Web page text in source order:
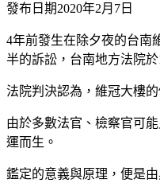
發布日期2020年2月7日
4年前發生在除夕夜的台南
半的訴訟，台南地方法院
法院判決認為，維冠大樓
由於多數法官、檢察官可
運而生。
鑑定的意義與原理，便是